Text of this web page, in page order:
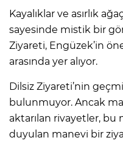
Kayalıklar ve asırlık
sayesinde mistik bir
Ziyareti, Engüzek’in
arasında yer alıyor.
Dilsiz Ziyareti’nin
bulunmuyor. Ancak
aktarılan rivayetler, bu
duyulan manevi bir